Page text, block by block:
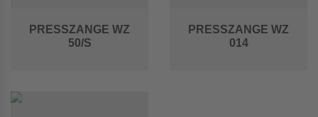
PRESSZANGE WZ
50/S
PRESSZANGE WZ
014